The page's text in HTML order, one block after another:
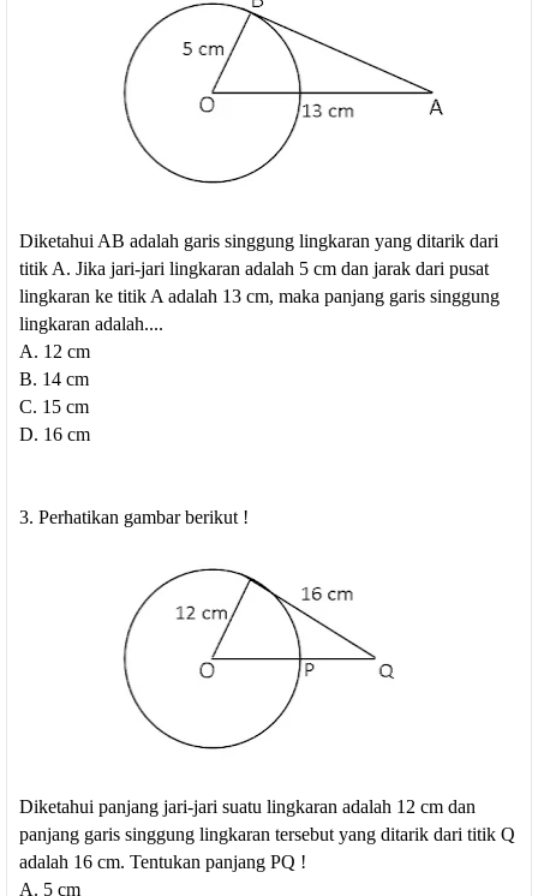
Diketahui AB adalah garis singgung lingkaran yang ditarik dari
titik A. Jika jari-jari lingkaran adalah 5 cm dan jarak dari pusat
lingkaran ke titik A adalah 13 cm, maka panjang garis singgung
lingkaran adalah....
A. 12 cm
B. 14 cm
C. 15 cm
D. 16 cm
3. Perhatikan gambar berikut !
Diketahui panjang jari-jari suatu lingkaran adalah 12 cm dan
panjang garis singgung lingkaran tersebut yang ditarik dari titik Q
adalah 16 cm. Tentukan panjang PQ !
A. 5 cm